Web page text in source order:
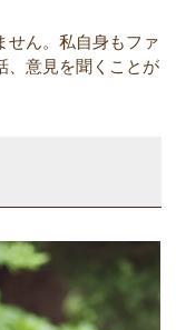
せん。私自身もファ
、意見を聞くことが